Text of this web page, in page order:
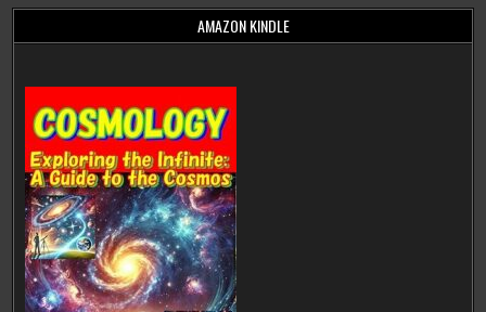
AMAZON KINDLE